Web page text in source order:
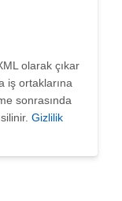
olarak çıkar
iş ortaklarına
sonrasında
Gizlilik